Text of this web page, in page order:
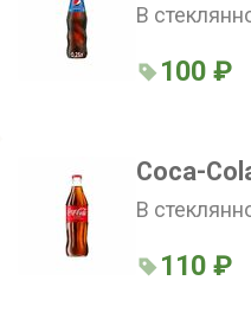
В
100 ₽
Coca-
В
110 ₽